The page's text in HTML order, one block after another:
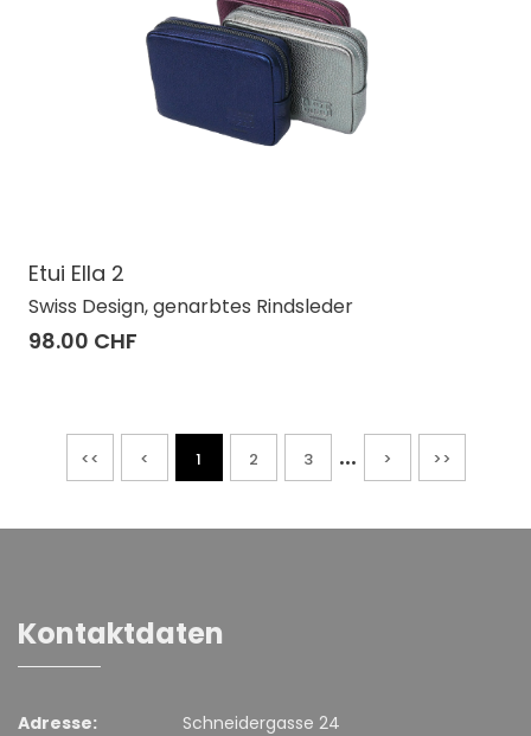
Etui Ella 2
Swiss Design, genarbtes Rindsleder
98.00 CHF
<< < 1 2 3 ... > >>
Kontaktdaten
Adresse:
Schneidergasse 24